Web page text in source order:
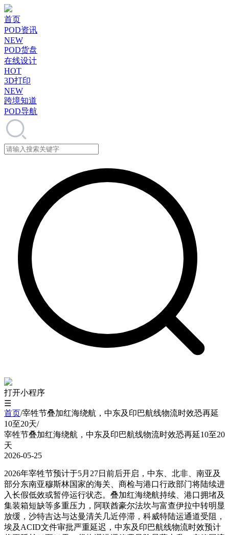
首页
POD资讯
NEW
POD货盘
在线设计
HOT
3D打印
NEW
跨境知道
POD导航
打开小程序
☰
首页/宰牲节叠加红海绕航，中东及印巴航线物流时效恐再延
10至20天/
宰牲节叠加红海绕航，中东及印巴航线物流时效恐再延10至20
天
2026-05-25
2026年宰牲节预计于5月27日前后开启，中东、北非、南亚及
部分东南亚穆斯林国家的海关、商检与港口行政部门将陆续进
入长假低效或暂停运行状态。叠加红海绕航持续、港口拥堵及
集装箱短缺等多重压力，阿联酋豪尔法坎与富查伊拉中转明显
放缓，沙特吉达与达曼清关几近停滞，科威特陆运通道受阻，
埃及ACID文件审批严重延迟，中东及印巴航线物流时效预计